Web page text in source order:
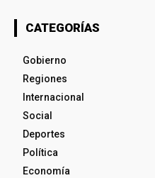
CATEGORÍAS
Gobierno
Regiones
Internacional
Social
Deportes
Política
Economía